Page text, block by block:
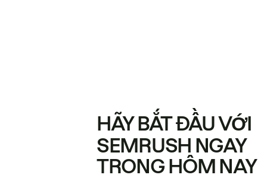
HÃY BẮT ĐẦU VỚI
SEMRUSH NGAY
TRONG HÔM NAY